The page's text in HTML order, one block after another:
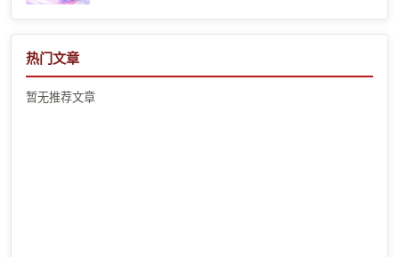
热门文章
暂无推荐文章